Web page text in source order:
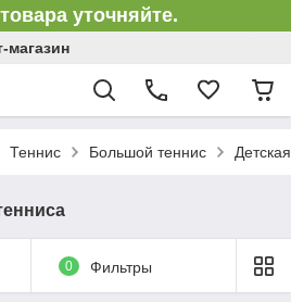
уточняйте.
магазин
Теннис Большой теннис
0 Фильтры